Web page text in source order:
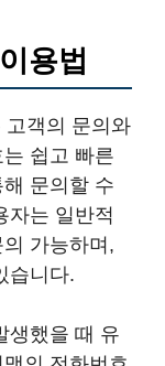
용법
고객의 문의와
쉽고 빠른
문의할 수
자는 일반적
가능하며,
습니다.
생했을 때 유